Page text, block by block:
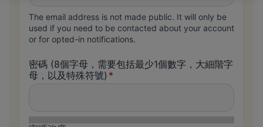
The email address is not made public. It will only be
used if you need to be contacted about your account
or for opted-in notifications.
密碼 (8個字母，需要包括最少1個數字，大細階字
母，以及特殊符號)